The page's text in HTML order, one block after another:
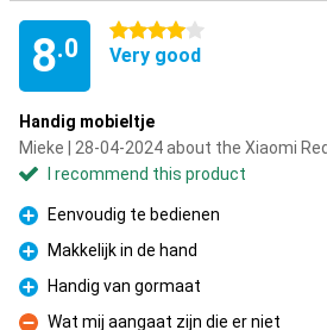
8.0
4 stars
Very good
Handig mobieltje
Mieke | 28-04-2024 about the Xiaomi
I recommend this product
Pro
Eenvoudig te bedienen
Pro
Makkelijk in de hand
Pro
Handig van gormaat
Wat mij aangaat zijn die er niet